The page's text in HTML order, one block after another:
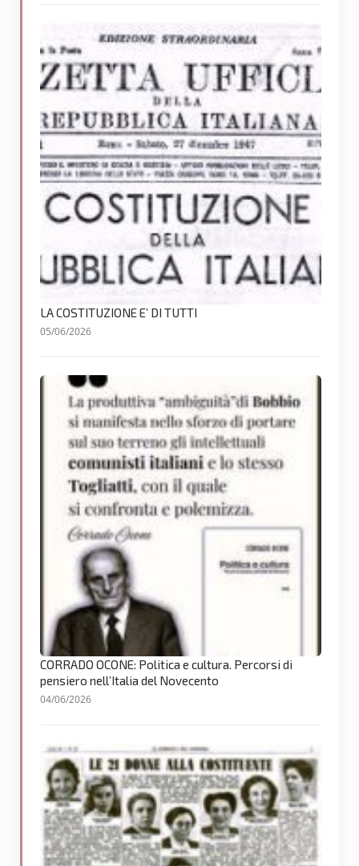
LA COSTITUZIONE E’ DI TUTTI
05/06/2026
CORRADO OCONE: Politica e cultura. Percorsi di
pensiero nell’Italia del Novecento
04/06/2026